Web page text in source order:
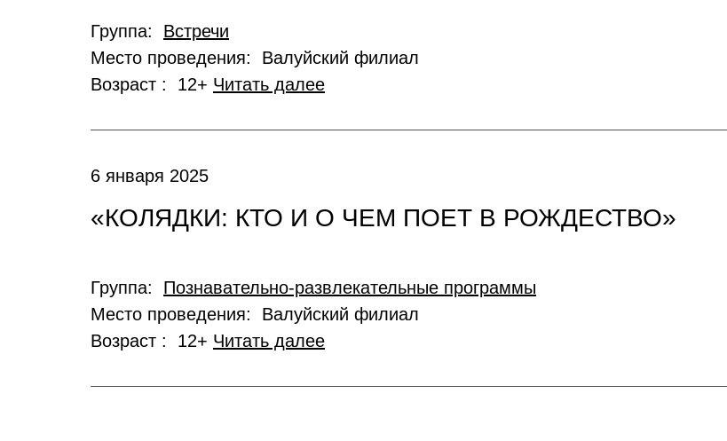
Группа: Встречи
Место проведения: Валуйский филиал
Возраст : 12+ Читать далее
6 января 2025
«КОЛЯДКИ: КТО И О ЧЕМ ПОЕТ В РОЖДЕСТВО»
Группа: Познавательно-развлекательные программы
Место проведения: Валуйский филиал
Возраст : 12+ Читать далее